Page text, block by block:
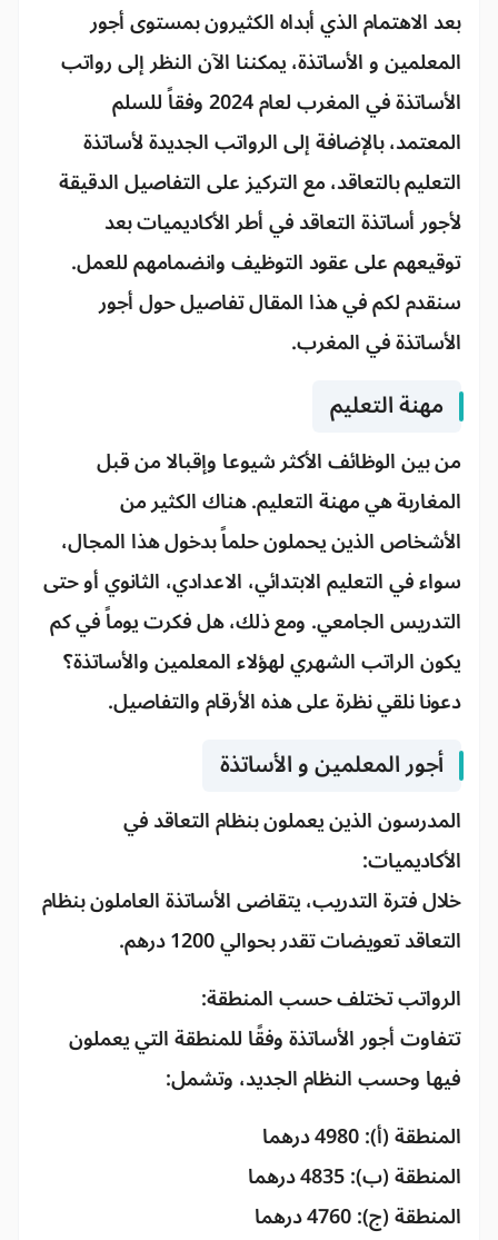
بعد الاهتمام الذي أبداه الكثيرون بمستوى أجور
المعلمين و الأساتذة، يمكننا الآن النظر إلى رواتب
الأساتذة في المغرب لعام 2024 وفقاً للسلم
المعتمد، بالإضافة إلى الرواتب الجديدة لأساتذة
التعليم بالتعاقد، مع التركيز على التفاصيل الدقيقة
لأجور أساتذة التعاقد في أطر الأكاديميات بعد
توقيعهم على عقود التوظيف وانضمامهم للعمل.
سنقدم لكم في هذا المقال تفاصيل حول أجور
الأساتذة في المغرب.
مهنة التعليم
من بين الوظائف الأكثر شيوعا وإقبالا من قبل
المغاربة هي مهنة التعليم. هناك الكثير من
الأشخاص الذين يحملون حلماً بدخول هذا المجال،
سواء في التعليم الابتدائي، الاعدادي، الثانوي أو حتى
التدريس الجامعي. ومع ذلك، هل فكرت يوماً في كم
يكون الراتب الشهري لهؤلاء المعلمين والأساتذة؟
دعونا نلقي نظرة على هذه الأرقام والتفاصيل.
أجور المعلمين و الأساتذة
المدرسون الذين يعملون بنظام التعاقد في
الأكاديميات:
خلال فترة التدريب، يتقاضى الأساتذة العاملون بنظام
التعاقد تعويضات تقدر بحوالي 1200 درهم.
الرواتب تختلف حسب المنطقة:
تتفاوت أجور الأساتذة وفقًا للمنطقة التي يعملون
فيها وحسب النظام الجديد، وتشمل:
المنطقة (أ): 4980 درهما
المنطقة (ب): 4835 درهما
المنطقة (ج): 4760 درهما